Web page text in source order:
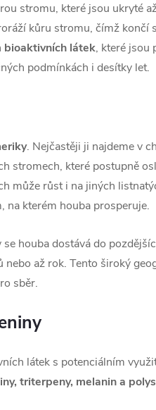
stromu, které jsou ukryté
kůru stromu, čímž končí
bioaktivních látek, které jsou
podmínkách i desítky let.
. Nejčastěji ji najdeme v
stromech, které postupně
může růst i na jiných
na kterém houba prosperuje.
houba dostává do
až rok. Tento široký
sběr.
látek s potenciálním
triterpeny, melanin a